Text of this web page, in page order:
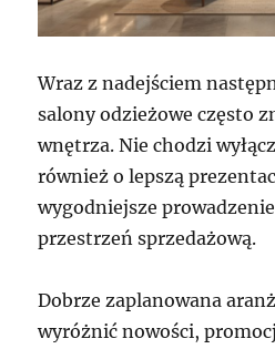
Wraz z nadejściem
salony odzieżowe często
wnętrza. Nie chodzi
również o lepszą
wygodniejsze
przestrzeń sprzedażową.
Dobrze zaplanowana
wyróżnić nowości,